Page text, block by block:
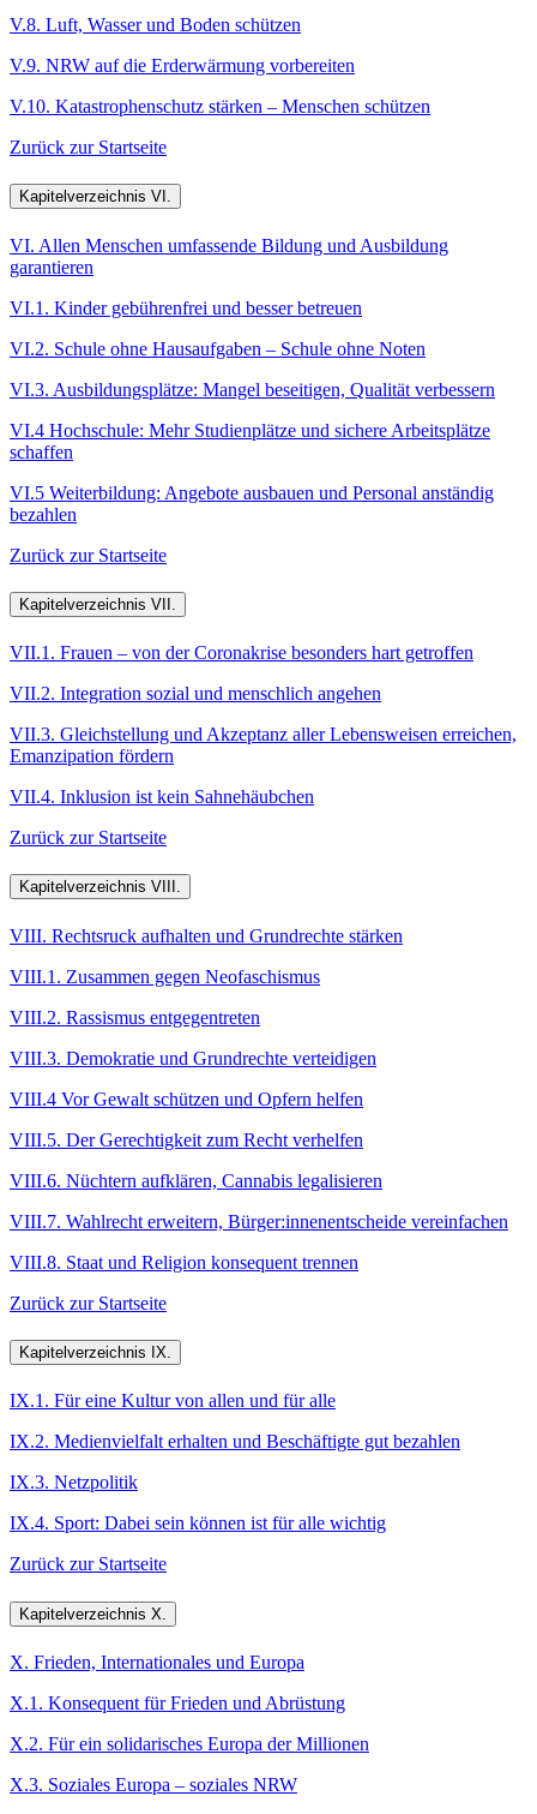
V.8. Luft, Wasser und Boden schützen
V.9. NRW auf die Erderwärmung vorbereiten
V.10. Katastrophenschutz stärken – Menschen schützen
Zurück zur Startseite
Kapitelverzeichnis VI.
VI. Allen Menschen umfassende Bildung und Ausbildung
garantieren
VI.1. Kinder gebührenfrei und besser betreuen
VI.2. Schule ohne Hausaufgaben – Schule ohne Noten
VI.3. Ausbildungsplätze: Mangel beseitigen, Qualität verbessern
VI.4 Hochschule: Mehr Studienplätze und sichere Arbeitsplätze
schaffen
VI.5 Weiterbildung: Angebote ausbauen und Personal anständig
bezahlen
Zurück zur Startseite
Kapitelverzeichnis VII.
VII.1. Frauen – von der Coronakrise besonders hart getroffen
VII.2. Integration sozial und menschlich angehen
VII.3. Gleichstellung und Akzeptanz aller Lebensweisen erreichen,
Emanzipation fördern
VII.4. Inklusion ist kein Sahnehäubchen
Zurück zur Startseite
Kapitelverzeichnis VIII.
VIII. Rechtsruck aufhalten und Grundrechte stärken
VIII.1. Zusammen gegen Neofaschismus
VIII.2. Rassismus entgegentreten
VIII.3. Demokratie und Grundrechte verteidigen
VIII.4 Vor Gewalt schützen und Opfern helfen
VIII.5. Der Gerechtigkeit zum Recht verhelfen
VIII.6. Nüchtern aufklären, Cannabis legalisieren
VIII.7. Wahlrecht erweitern, Bürger:innenentscheide vereinfachen
VIII.8. Staat und Religion konsequent trennen
Zurück zur Startseite
Kapitelverzeichnis IX.
IX.1. Für eine Kultur von allen und für alle
IX.2. Medienvielfalt erhalten und Beschäftigte gut bezahlen
IX.3. Netzpolitik
IX.4. Sport: Dabei sein können ist für alle wichtig
Zurück zur Startseite
Kapitelverzeichnis X.
X. Frieden, Internationales und Europa
X.1. Konsequent für Frieden und Abrüstung
X.2. Für ein solidarisches Europa der Millionen
X.3. Soziales Europa – soziales NRW